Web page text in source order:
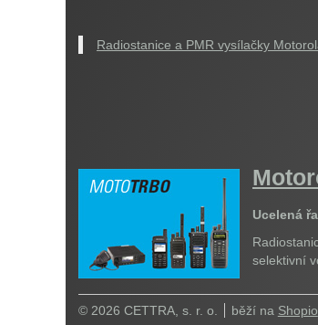
Radiostanice a PMR vysílačky
Ucelená
selektivní
© 2026 CETTRA, s. r. o. běží na Shopio